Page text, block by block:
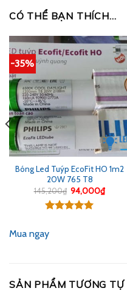
CÓ THỂ BẠN THÍCH…
-35%
Bóng Led Tuýp EcoFit HO 1m2
20W 765 T8
145,200₫ Giá
gốc
là:
94,000₫Giá
hiện
5 sao
Mua ngay
SẢN PHẨM TƯƠNG TỰ